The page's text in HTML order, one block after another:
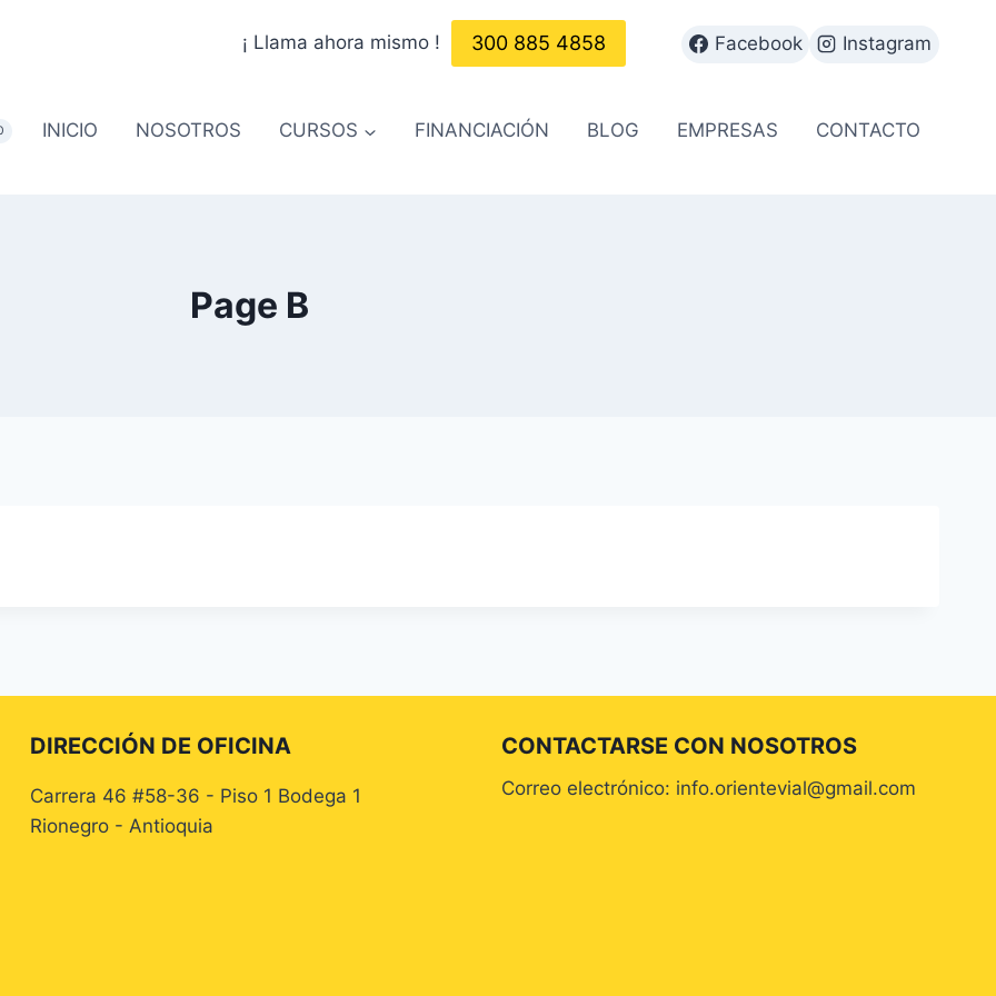
¡ Llama ahora mismo ! 300 885 4858 Facebook Instagram
INICIO NOSOTROS CURSOS FINANCIACIÓN BLOG EMPRESAS CONTACTO
Page B
DIRECCIÓN DE OFICINA
Carrera 46 #58-36 - Piso 1 Bodega 1
Rionegro - Antioquia
CONTACTARSE CON NOSOTROS
Correo electrónico: info.orientevial@gmail.com